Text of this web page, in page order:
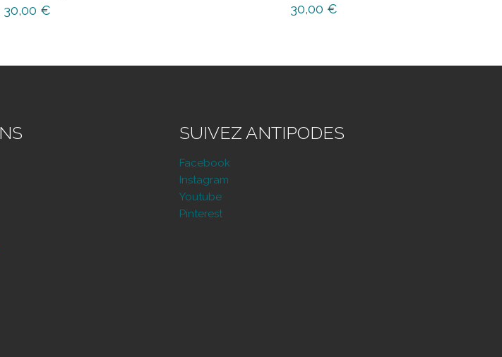
30,00 € 30,00 €
SUIVEZ ANTIPODES
Facebook
Instagram
Youtube
Pinterest